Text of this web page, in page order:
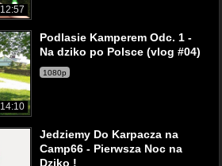
12:57
14:10
Podlasie Kamperem Odc. 1 -
Na dziko po Polsce (vlog #04)
1080p
Jedziemy Do Karpacza na
Camp66 - Pierwsza Noc na
Dziko !